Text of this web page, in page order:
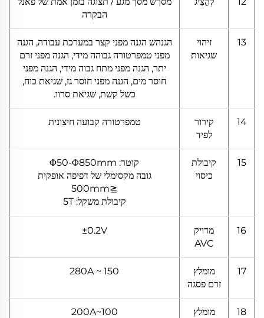
הבקרה
13
זיהוי
שגיאות
הגנהש הגנה מפני קצר במערכת עבודה, הגנה
מפני טמפרטורה גבוהה מידי, הגנה מפני זרם
יתר, הגנה מפני מתח גבוה מידי, הגנה מפני
חוסר מים, הגנה מפני חוסר גז, שגיאת כוח,
כשל קשת, שגיאת סרוו.
14
קירור
לפיד
טמפרטורה קבועה חיצונית
15
קיבולת
כיסוי
קוטר: Φ50-Φ850mm
גובה מקסימלי של דפיפה אופקית
≦500mm
קיבולת משקל: 5T
16
מדויק
AVC
±0.2V
17
מומלץ
זרם פסגה
150 ~ 280A
18
מומלץ
100~200A